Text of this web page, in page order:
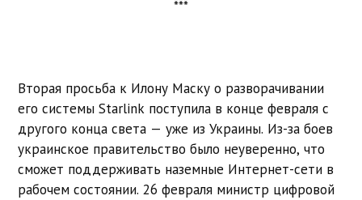
***
Вторая просьба к Илону Маску о разворачивании
его системы Starlink поступила в конце февраля с
другого конца света — уже из Украины. Из-за боев
украинское правительство было неуверенно, что
сможет поддерживать наземные Интернет-сети в
рабочем состоянии. 26 февраля министр цифровой